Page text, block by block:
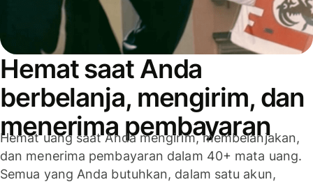
Hemat saat Anda
berbelanja, mengirim, dan
menerima pembayaran
Hemat uang saat Anda mengirim, membelanjakan,
dan menerima pembayaran dalam 40+ mata uang.
Semua yang Anda butuhkan, dalam satu akun,